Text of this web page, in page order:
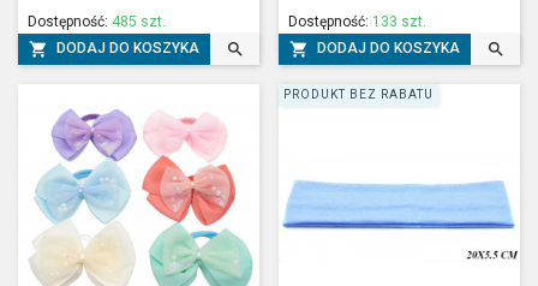
Dostępność: 485 szt.
 DODAJ DO KOSZYKA 
Dostępność: 133 szt.
 DODAJ DO KOSZYKA 
PRODUKT BEZ RABATU